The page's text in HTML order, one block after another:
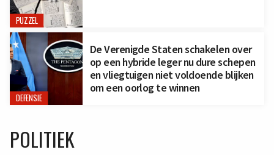
PUZZEL
DEFENSIE
De Verenigde Staten schakelen over
op een hybride leger nu dure schepen
en vliegtuigen niet voldoende blijken
om een oorlog te winnen
POLITIEK